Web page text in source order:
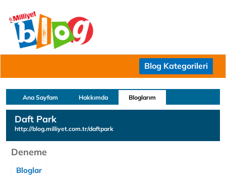
Blog Kategorileri
Ana Sayfam Hakkımda Bloglarım
Daft Park
http://blog.milliyet.com.tr/daftpark
Deneme
Bloglar